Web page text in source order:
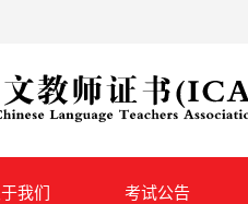
我们 考试公告